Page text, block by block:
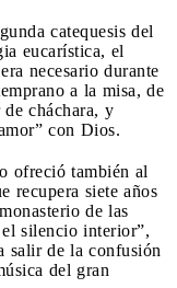
catequesis del
eucarística, el
necesario durante
a la misa, de
de cháchara, y
con Dios.
ofreció también al
recupera siete años
de las
silencio interior”,
salir de la confusión
del gran